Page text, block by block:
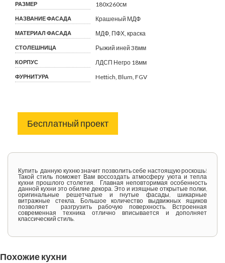
РАЗМЕР 180х260см
НАЗВАНИЕ ФАСАДА Крашеный МДФ
МАТЕРИАЛ ФАСАДА МДФ, ПФХ, краска
СТОЛЕШНИЦА Рыжий иней 38мм
КОРПУС ЛДСП Негро 18мм
ФУРНИТУРА Hettich, Blum, FGV
Бесплатный проект
Купить данную кухню значит позволить себе настоящую роскошь!
Такой стиль поможет Вам воссоздать атмосферу уюта и тепла
кухни прошлого столетия. Главная неповторимая особенность
данной кухни это обилие декора. Это и изящные открытые полки,
оригинальные решетчатые и гнутые фасады, шикарные
витражные стекла. Большое количество выдвижных ящиков
позволяет разгрузить рабочую поверхность. Встроенная
современная техника отлично вписывается и дополняет
классический стиль.
Похожие кухни